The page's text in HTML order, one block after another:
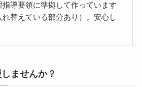
導要領に準拠して作っています
れ替えている部分あり）。安心し
ませんか？